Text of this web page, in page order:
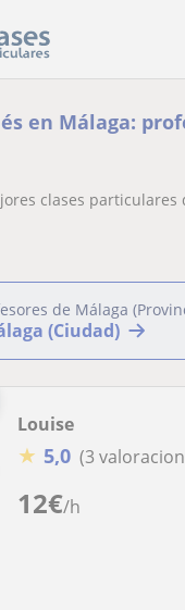
en Málaga:
clases particulares
de Málaga
(Ciudad)
12€/h
Louise
★ 5,0 (3